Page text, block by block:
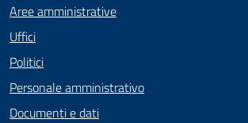
Aree amministrative
Uffici
Politici
Personale amministrativo
Documenti e dati